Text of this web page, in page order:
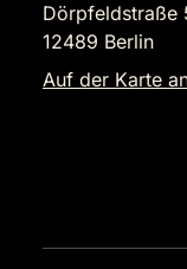
Dörpfeldstraße
12489 Berlin
Auf der Karte